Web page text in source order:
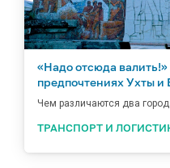
«Надо отсюда
предпочтениях Ухты и
Чем различаются два
ТРАНСПОРТ И